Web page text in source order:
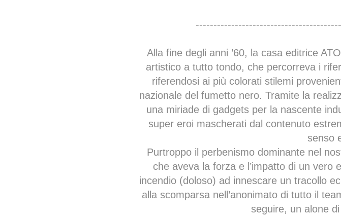
Alla fine degli anni ’60, la casa editrice
artistico a tutto tondo, che percorreva i
riferendosi ai più colorati stilemi
nazionale del fumetto nero. Tramite la
una miriade di gadgets per la nascente
super eroi mascherati dal contenuto
senso
Purtroppo il perbenismo dominante nel
che aveva la forza e l’impatto di un vero
incendio (doloso) ad innescare un tracollo
alla scomparsa nell’anonimato di tutto il
seguire, un alone